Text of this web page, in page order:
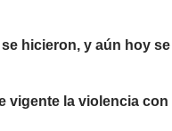
hicieron, y aún hoy
la violencia